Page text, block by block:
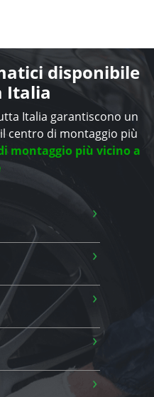
disponibile
Italia
Italia garantiscono un
centro di montaggio più
montaggio più vicino a
›
›
›
›
›